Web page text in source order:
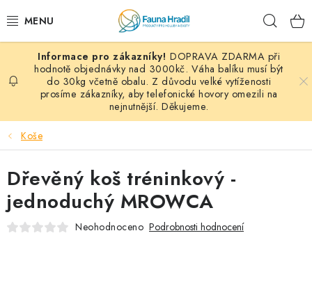
na
PAPOUŠCI A EXOTI
ZRNINY A OBILOVINY
MDM KRMIVA
BLOG
KONTAKT
DOPRAVA ZDARMA při
hodnotě objednávky nad 3000kč. Váha balíku musí být
do 30kg včetně obalu. Z důvodu velké vytíženosti
prosíme zákazníky, aby telefonické hovory omezili na
nejnutnější. Děkujeme.
Koše
Dřevěný koš tréninkový -
jednoduchý MROWCA
Neohodnoceno Podrobnosti hodnocení